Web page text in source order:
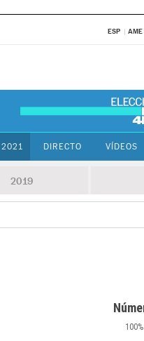
ESP AME
2021 DIRECTO VÍDEOS
2019
100%